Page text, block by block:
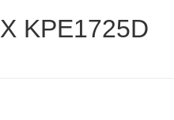
KPE1725D